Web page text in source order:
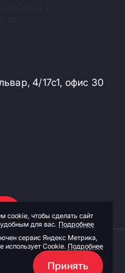
cookie, чтобы сделать сайт
для вас. Подробнее
сервис Яндекс Метрика,
использует Cookie. Подробнее
Принять
4/17с1, офис 30
данных